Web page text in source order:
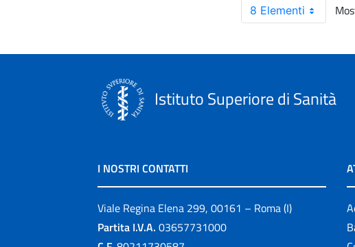
8 Elementi
Istituto Superiore di Sanità
I NOSTRI CONTATTI
Viale Regina Elena 299, 00161 – Roma (I)
Partita I.V.A. 03657731000